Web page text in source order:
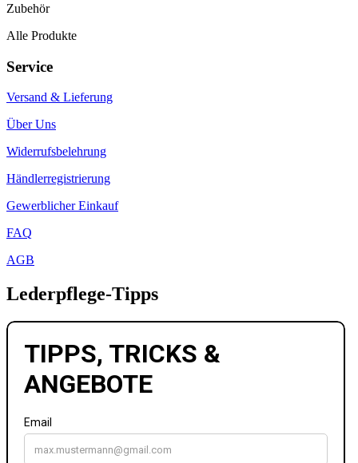
Zubehör
Alle Produkte
Service
Versand & Lieferung
Über Uns
Widerrufsbelehrung
Händlerregistrierung
Gewerblicher Einkauf
FAQ
AGB
Lederpflege-Tipps